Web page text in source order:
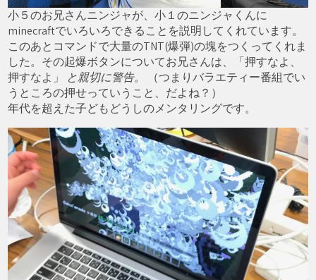
小５のお兄さんニンジャが、小１のニンジャくんに
minecraftでいろいろできることを説明してくれています。
このあとコマンドで大量のTNT(爆弾)の塊をつくってくれま
した。その起爆ボタンについてお兄さんは、「押すなよ、
押すなよ」
と親切に警告。
（つまりバラエティー番組でい
うところの押せっていうこと、だよね？）
年代を超えた子どもどうしのメンタリングです。